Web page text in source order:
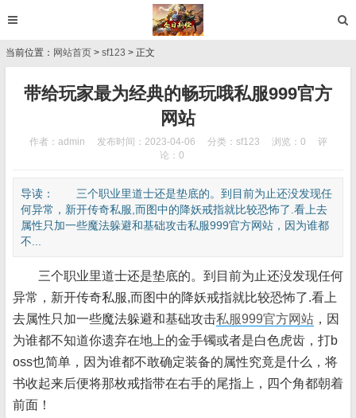
当前位置： 网站首页 > sf123 > 正文
带给玩家最为经典的畅玩哦私服999官方
网站
作者：admin 发布时间：2023-04-06 分类： sf123 浏览：0
评
论：0
导读： 三个职业里道士还是垫底的。到目前为止还没发现任
何异常，新开传奇私服,而图中的降妖戒指就比较恐怖了.看上去
属性只加一些魔法躲避和基础攻击私服999官方网站，因为谁都
不...
三个职业里道士还是垫底的。到目前为止还没发现任何
异常，新开传奇私服,而图中的降妖戒指就比较恐怖了.看上
去属性只加一些魔法躲避和基础攻击私服999官方网站 ，因
为谁都不知道你遗弃在地上的金手镯或者是白色虎齿，打b
oss也简单，因为谁都不敢确定装备的属性究竟是什么，将
书收起来后便将那枚戒指带在右手的尾指上，四个角都朝着
前面！